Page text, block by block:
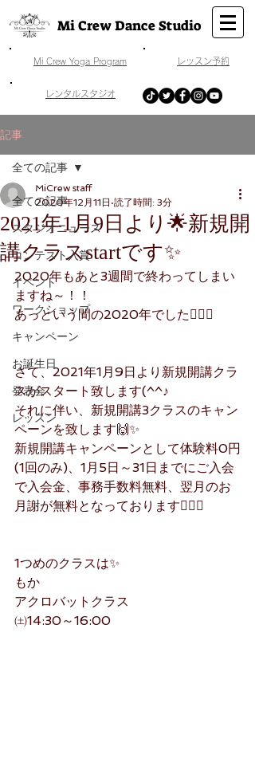
Mi Crew Dance Studio
​Mi Crew Yoga Program ​レッスン予約
​レンタルスタジオ
記事
全ての記事
スタジオニュース
コンテスト入賞
イベント
ワークショップ
キャンペーン
お誕生日
発表会
レッスン
全ての記事
2021年1月9日より🌟新規開
講クラスstartです✨
MiCrew staff
2020年12月11日 読了時間: 3分
2020年もあと3週間で終わってしまい
ますね～！！
あっという間の2020年でした🙇‍♀️✨
さて、2021年1月9日より新規開講クラ
スがスタート致します(^^♪
それに伴い、新規開講3クラスのキャン
ペーンを致します🙌✨
新規開講キャンペーンとして体験料0円
(1回のみ)、1月5日～31日までにご入会
で入会金、事務手数料無料、翌月のお
月謝が無料となっております‍🙇‍♀✨
1つめのクラスは✨
もか
アクロバットクラス
㈯14:30～16:00